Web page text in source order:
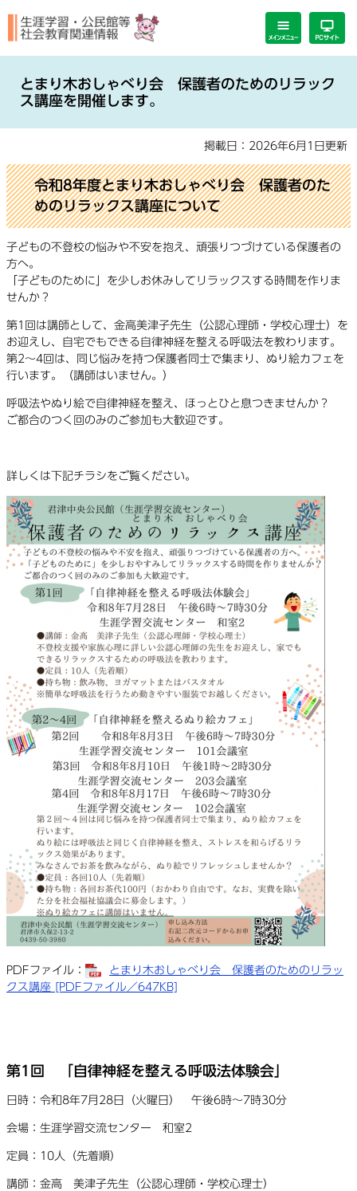
ジ
す。
ュ
し
本
文
へ
とまり木おしゃべり会 保護者のためのリラック
ス講座を開催します。
掲載日：2026年6月1日更新
令和8年度とまり木おしゃべり会 保護者のた
めのリラックス講座について
子どもの不登校の悩みや不安を抱え、頑張りつづけている保護者の
方へ。
「子どものために」を少しお休みしてリラックスする時間を作りま
せんか？
第1回は講師として、金高美津子先生（公認心理師・学校心理士）を
お迎えし、自宅でもできる自律神経を整える呼吸法を教わります。
第2〜4回は、同じ悩みを持つ保護者同士で集まり、ぬり絵カフェを
行います。（講師はいません。）
呼吸法やぬり絵で自律神経を整え、ほっとひと息つきませんか？
ご都合のつく回のみのご参加も大歓迎です。
詳しくは下記チラシをご覧ください。
PDFファイル：
とまり木おしゃべり会 保護者のためのリラッ
クス講座 [PDFファイル／647KB]
第1回 「自律神経を整える呼吸法体験会」
日時：令和8年7月28日（火曜日） 午後6時〜7時30分
会場：生涯学習交流センター 和室2
定員：10人（先着順）
講師：金高 美津子先生（公認心理師・学校心理士）